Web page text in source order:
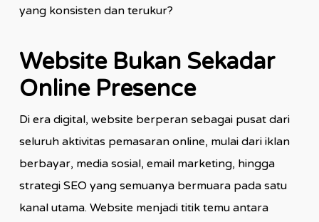
yang konsisten dan terukur?
Website Bukan Sekadar
Online Presence
Di era digital, website berperan sebagai pusat dari
seluruh aktivitas pemasaran online, mulai dari iklan
berbayar, media sosial, email marketing, hingga
strategi SEO yang semuanya bermuara pada satu
kanal utama. Website menjadi titik temu antara